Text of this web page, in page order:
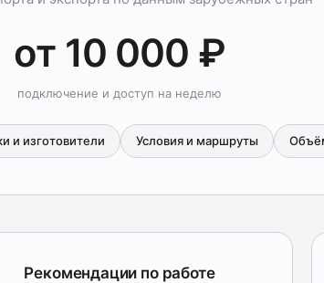
от 10 000 ₽
подключение и доступ на неделю
и изготовители Условия и маршруты
Рекомендации по работе